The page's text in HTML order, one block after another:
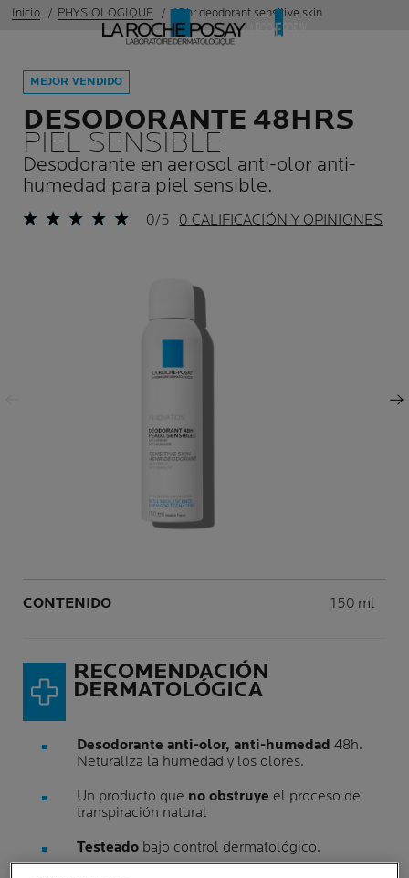
Inicio PHYSIOLOGIQUE 48hr deodorant sensitive skin
MEJOR VENDIDO
DESODORANTE 48HRS
PIEL SENSIBLE
Desodorante en aerosol anti-olor anti-
humedad para piel sensible.
0/5 0 CALIFICACIÓN Y OPINIONES
Panel siguiente
CONTENIDO Volume
150 ml
RECOMENDACIÓN
DERMATOLÓGICA
Desodorante anti-olor, anti-humedad 48h.
Neturaliza la humedad y los olores.
Un producto que no obstruye el proceso de
transpiración natural
Testeado bajo control dermatológico.